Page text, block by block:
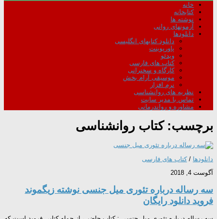
خانه
کتابخانه
نوشته ها
آزمونهای روانی
دانلودها
دانلود کتابهای انگلیسی
پاورپوینت
ویدئو
کتاب های فارسی
کارگاه و سخنرانی
موسیقی آرام بخش
نرم افزار
نظریه های روانشناسی
تماس با مدیر سایت
مشاوره و رواندرمانی
برچسب:کتاب روانشناسی
دانلودها /کتاب های فارسی
آگوست 4, 2018
سه رساله درباره تئوری میل جنسی نوشته زیگموند
فروید دانلود رایگان